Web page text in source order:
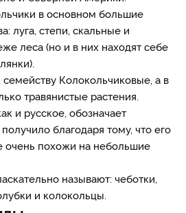
в основном большие
луга, степи, скальные и
леса (но и в них находят себе
семейству Колокольчиковые, а в
травянистые растения.
и русское, обозначает
благодаря тому, что его
очень похожи на небольшие
называют: чеботки,
и колокольцы.